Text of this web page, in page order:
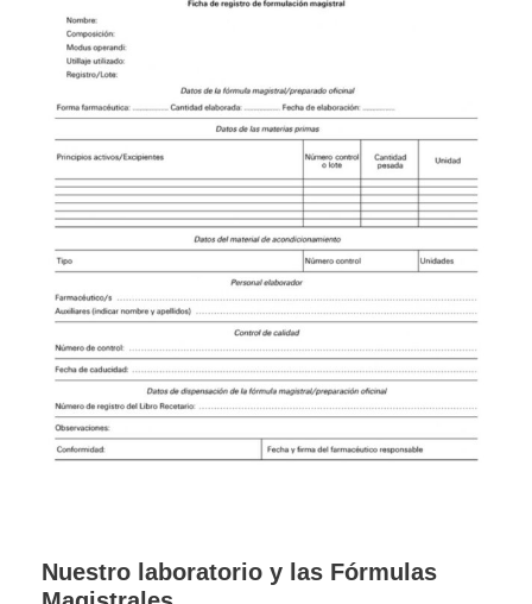
Nuestro laboratorio y las Fórmulas